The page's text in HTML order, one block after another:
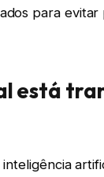
para
está